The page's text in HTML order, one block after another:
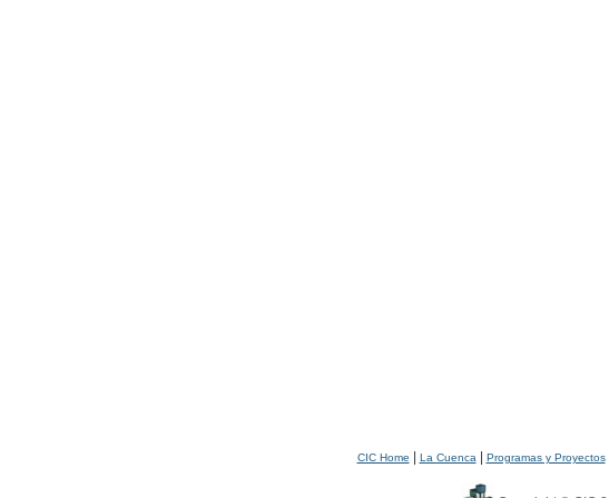
CIC Home La Cuenca| Programas y Proyectos|